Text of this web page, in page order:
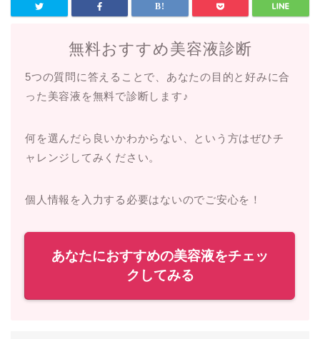
無料おすすめ美容液診断
5つの質問に答えることで、あなたの目的と好みに合
った美容液を無料で診断します♪
何を選んだら良いかわからない、という方はぜひチ
ャレンジしてみください。
個人情報を入力する必要はないのでご安心を！
あなたにおすすめの美容液をチェッ
クしてみる